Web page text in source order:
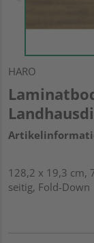
HARO
128,2 x 19,3 cm,
seitig, Fold-Down